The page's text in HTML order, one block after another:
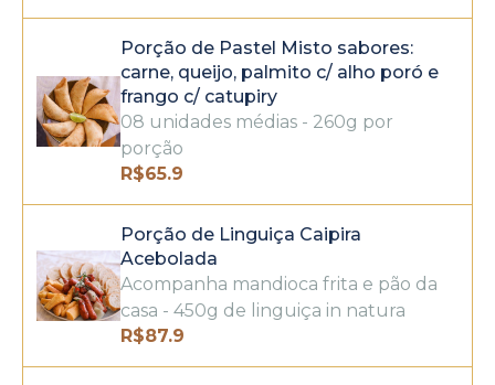
Porção de Pastel Misto sabores:
carne, queijo, palmito c/ alho poró e
frango c/ catupiry
08 unidades médias - 260g por
porção
R$65.9
Porção de Linguiça Caipira
Acebolada
Acompanha mandioca frita e pão da
casa - 450g de linguiça in natura
R$87.9